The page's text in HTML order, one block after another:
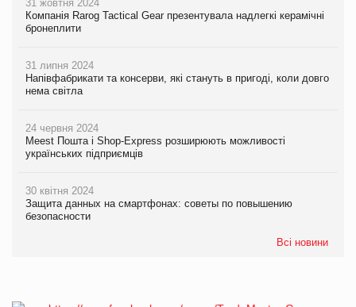
31 жовтня 2024
Компанія Rarog Tactical Gear презентувала надлегкі керамічні
бронеплити
31 липня 2024
Напівфабрикати та консерви, які стануть в пригоді, коли довго
нема світла
24 червня 2024
Meest Пошта і Shop-Express розширюють можливості
українських підприємців
30 квітня 2024
Защита данных на смартфонах: советы по повышению
безопасности
Всі новини